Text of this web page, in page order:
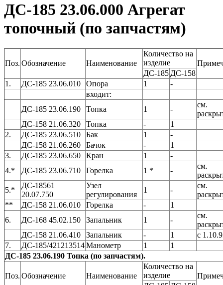
ДС-185 23.06.000 Агрегат
топочный (по запчастям)
Поз. Обозначение Наименование
Количество на
изделие
ДС-185 ДС-158
1.
ДС-185 23.06.010 Опора 1
-
входит:
ДС-185 23.06.190
Топка 1 -
см.
ДС-158 21.06.320
Топка -
1
2.
ДС-185 23.06.510 Бак 1
-
ДС-158 21.06.260
Бачок -
1
3.
ДС-185 23.06.650 Кран 1
-
4.*
ДС-185 23.06.710 Горелка 1 * -
см.
5.*
ДС-18561
20.07.750
Узел
регулирования
1 -
см.
**
ДС-158 21.06.010 Горелка -
1
6.
ДС-168 45.02.150 Запальник 1 -
см.
ДС-158 21.06.410
Запальник - 1
с
7.
ДС-185/421213514Манометр 1
1
ДС-185 23.06.190 Топка (по запчастям).
Поз. Обозначение Наименование
Количество на
изделие